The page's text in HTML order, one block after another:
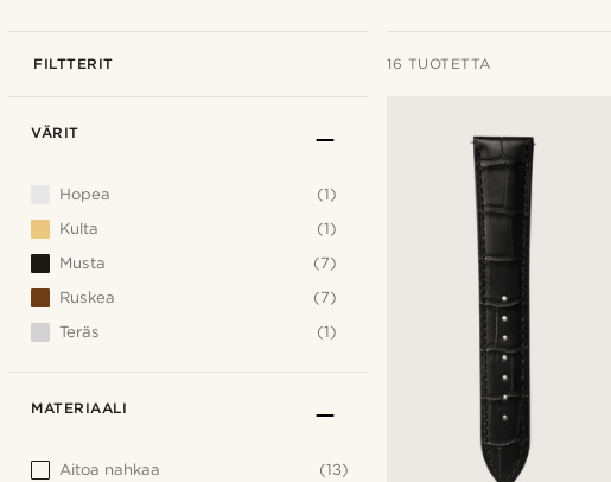
FILTTERIT 16 TUOTETTA
VÄRIT
Hopea
(1)
Kulta
(1)
Musta
(7)
Ruskea
(7)
Teräs
(1)
MATERIAALI
Aitoa nahkaa
(13)